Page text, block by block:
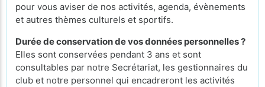
pour vous aviser de nos activités, agenda, évènements
et autres thèmes culturels et sportifs.
Durée de conservation de vos données personnelles ?
Elles sont conservées pendant 3 ans et sont
consultables par notre Secrétariat, les gestionnaires du
club et notre personnel qui encadreront les activités